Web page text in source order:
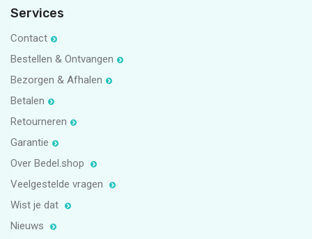
Services
Contact
Bestellen & Ontvangen
Bezorgen & Afhalen
Betalen
Retourneren
Garantie
Over Bedel.shop
Veelgestelde vragen
Wist je dat
Nieuws